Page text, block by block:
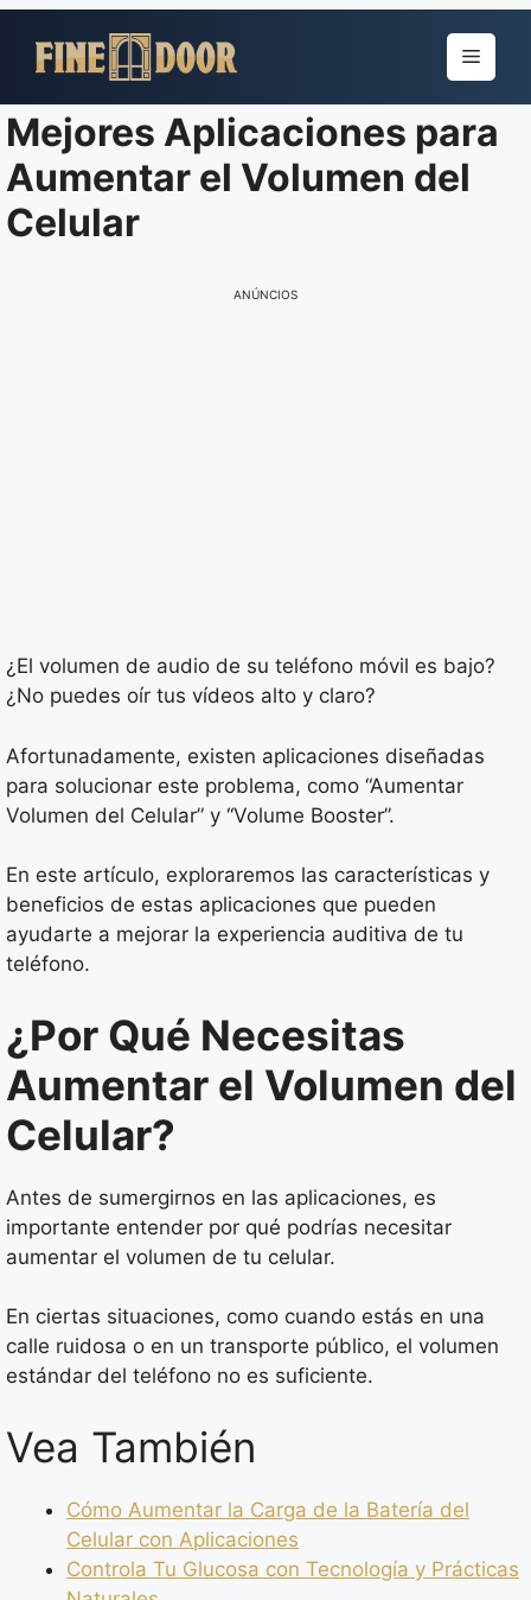
para
conteúdo
Menu
Mejores Aplicaciones para
Aumentar el Volumen del
Celular
ANÚNCIOS
¿El volumen de audio de su teléfono móvil es bajo?
¿No puedes oír tus vídeos alto y claro?
Afortunadamente, existen aplicaciones diseñadas
para solucionar este problema, como “Aumentar
Volumen del Celular” y “Volume Booster”.
En este artículo, exploraremos las características y
beneficios de estas aplicaciones que pueden
ayudarte a mejorar la experiencia auditiva de tu
teléfono.
¿Por Qué Necesitas
Aumentar el Volumen del
Celular?
Antes de sumergirnos en las aplicaciones, es
importante entender por qué podrías necesitar
aumentar el volumen de tu celular.
En ciertas situaciones, como cuando estás en una
calle ruidosa o en un transporte público, el volumen
estándar del teléfono no es suficiente.
Vea También
Cómo Aumentar la Carga de la Batería del
Celular con Aplicaciones
Controla Tu Glucosa con Tecnología y Prácticas